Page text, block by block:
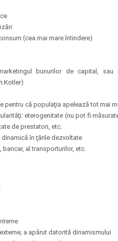
(cea mai mare întindere)
bunurilor de capital, sau
pentru că populaţia apelează tot mai
eterogenitate (nu pot fi
de prestatori, etc.
în ţările dezvoltate
al transporturilor, etc.
a apărut datorită dinamismului